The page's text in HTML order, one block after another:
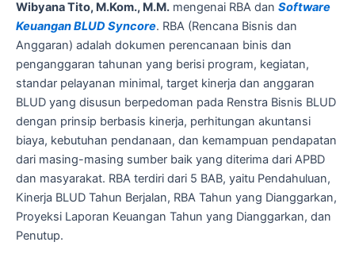
Wibyana Tito, M.Kom., M.M. mengenai RBA dan Software
Keuangan BLUD Syncore. RBA (Rencana Bisnis dan
Anggaran) adalah dokumen perencanaan binis dan
penganggaran tahunan yang berisi program, kegiatan,
standar pelayanan minimal, target kinerja dan anggaran
BLUD yang disusun berpedoman pada Renstra Bisnis BLUD
dengan prinsip berbasis kinerja, perhitungan akuntansi
biaya, kebutuhan pendanaan, dan kemampuan pendapatan
dari masing-masing sumber baik yang diterima dari APBD
dan masyarakat. RBA terdiri dari 5 BAB, yaitu Pendahuluan,
Kinerja BLUD Tahun Berjalan, RBA Tahun yang Dianggarkan,
Proyeksi Laporan Keuangan Tahun yang Dianggarkan, dan
Penutup.